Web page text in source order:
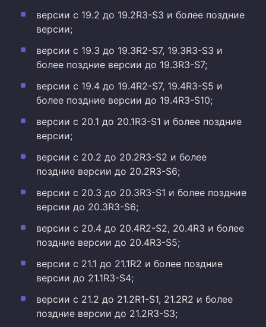
версии с 19.2 до 19.2R3-S3 и более поздние
версии;
версии с 19.3 до 19.3R2-S7, 19.3R3-S3 и
более поздние версии до 19.3R3-S7;
версии с 19.4 до 19.4R2-S7, 19.4R3-S5 и
более поздние версии до 19.4R3-S10;
версии с 20.1 до 20.1R3-S1 и более поздние
версии;
версии с 20.2 до 20.2R3-S2 и более
поздние версии до 20.2R3-S6;
версии с 20.3 до 20.3R3-S1 и более поздние
версии до 20.3R3-S6;
версии с 20.4 до 20.4R2-S2, 20.4R3 и более
поздние версии до 20.4R3-S5;
версии с 21.1 до 21.1R2 и более поздние
версии до 21.1R3-S4;
версии с 21.2 до 21.2R1-S1, 21.2R2 и более
поздние версии до 21.2R3-S3;